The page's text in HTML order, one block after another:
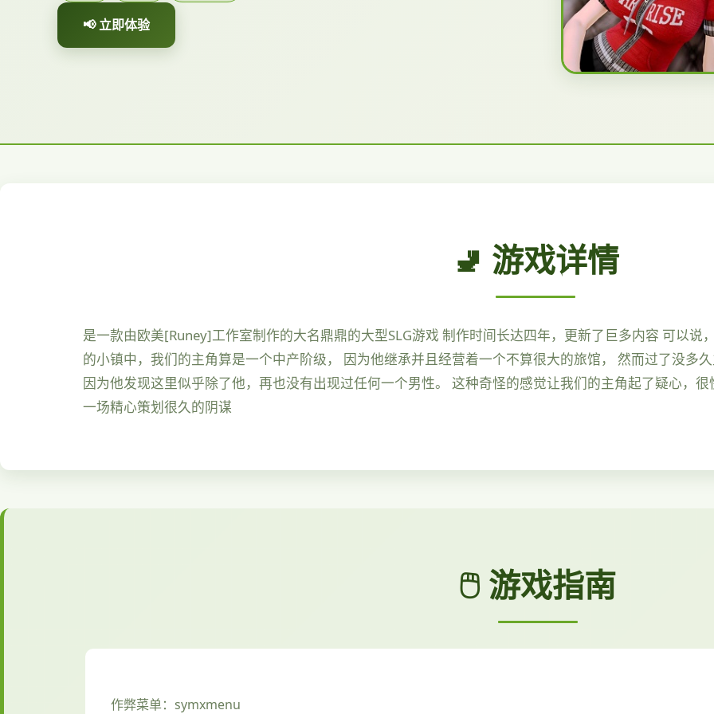
📢 立即体验
🚽 游戏详情
是一款由欧美[Runey]工作室制作的大名鼎鼎的大型SLG游戏 制作时间长达四年，更新了巨多内容 可以说
的小镇中，我们的主角算是一个中产阶级， 因为他继承并且经营着一个不算很大的旅馆， 然而过了没多
因为他发现这里似乎除了他，再也没有出现过任何一个男性。 这种奇怪的感觉让我们的主角起了疑心，
一场精心策划很久的阴谋
🖱️ 游戏指南
作弊菜单：symxmenu